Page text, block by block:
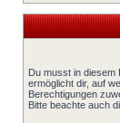
Du musst in diesem
ermöglicht dir, auf
Berechtigungen
Bitte beachte auch